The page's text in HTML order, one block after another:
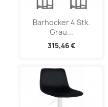
Barhocker 4 Stk.
Grau...
315,46 €